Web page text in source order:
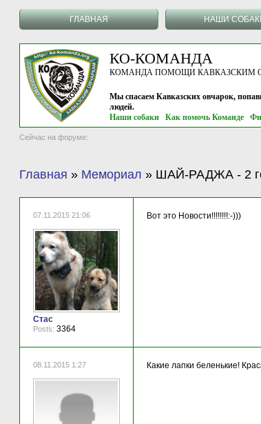
ГЛАВНАЯ НАШИ
КО-КОМАНДА
КОМАНДА ПОМОЩИ КАВКАЗСКИМ
Мы спасаем Кавказских овчарок,
людей.
Наши собаки
Как помочь Команде
Сейчас на форуме:
Главная » Мемориал » ШАЙ-РАДЖА - 2
07.11.2015 21:06
Стас
Posts: 3364
Вот это Новости!!!!!!!!:-)))
08.11.2015 1:27 Какие лапки беленькие!